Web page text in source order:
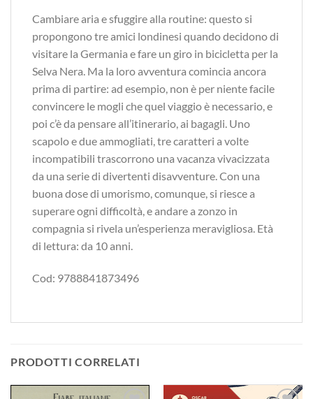
Cambiare aria e sfuggire alla routine: questo si
propongono tre amici londinesi quando decidono di
visitare la Germania e fare un giro in bicicletta per la
Selva Nera. Ma la loro avventura comincia ancora
prima di partire: ad esempio, non è per niente facile
convincere le mogli che quel viaggio è necessario, e
poi c’è da pensare all’itinerario, ai bagagli. Uno
scapolo e due ammogliati, tre caratteri a volte
incompatibili trascorrono una vacanza vivacizzata
da una serie di divertenti disavventure. Con una
buona dose di umorismo, comunque, si riesce a
superare ogni difficoltà, e andare a zonzo in
compagnia si rivela un’esperienza meravigliosa. Età
di lettura: da 10 anni.
Cod: 9788841873496
PRODOTTI CORRELATI